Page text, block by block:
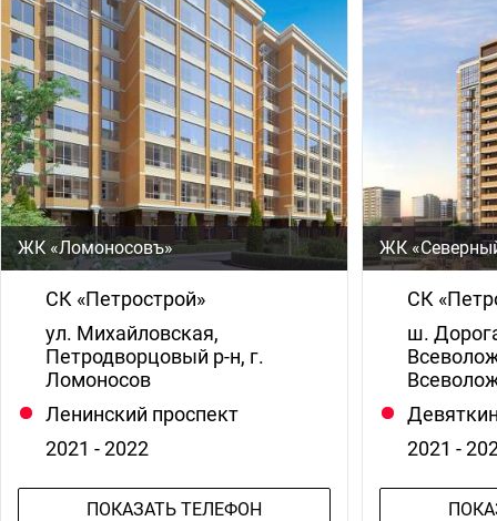
ЖК «Ломоносовъ»
СК «Петрострой»
ул. Михайловская,
Петродворцовый р-н, г.
Ломоносов
Ленинский проспект
2021 - 2022
ПОКАЗАТЬ ТЕЛЕФОН
ЖК
СК
ш.
2021 -